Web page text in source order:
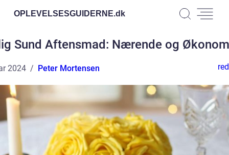
OPLEVELSESGUIDERNE.dk
Sund Aftensmad: Nærende og
2024 Peter Mortensen